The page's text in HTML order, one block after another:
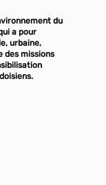
du
a pour
urbaine,
des missions